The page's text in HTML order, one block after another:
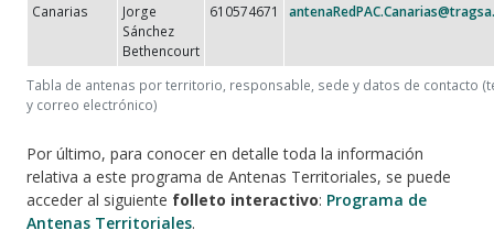
Tabla de antenas por territorio, responsable, sede y datos de contacto
y correo electrónico)
Canarias
Jorge
Sánchez
Bethencourt
610574671
Por último, para conocer en detalle toda la información
relativa a este programa de Antenas Territoriales, se puede
acceder al siguiente folleto interactivo: Programa de
Antenas Territoriales.